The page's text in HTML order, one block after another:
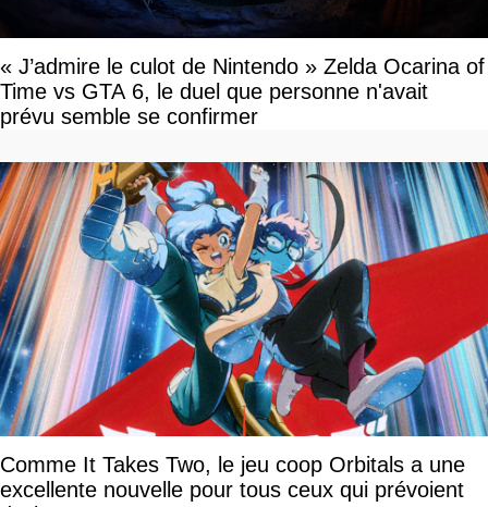
« J’admire le culot de Nintendo » Zelda Ocarina of
Time vs GTA 6, le duel que personne n'avait
prévu semble se confirmer
Comme It Takes Two, le jeu coop Orbitals a une
excellente nouvelle pour tous ceux qui prévoient